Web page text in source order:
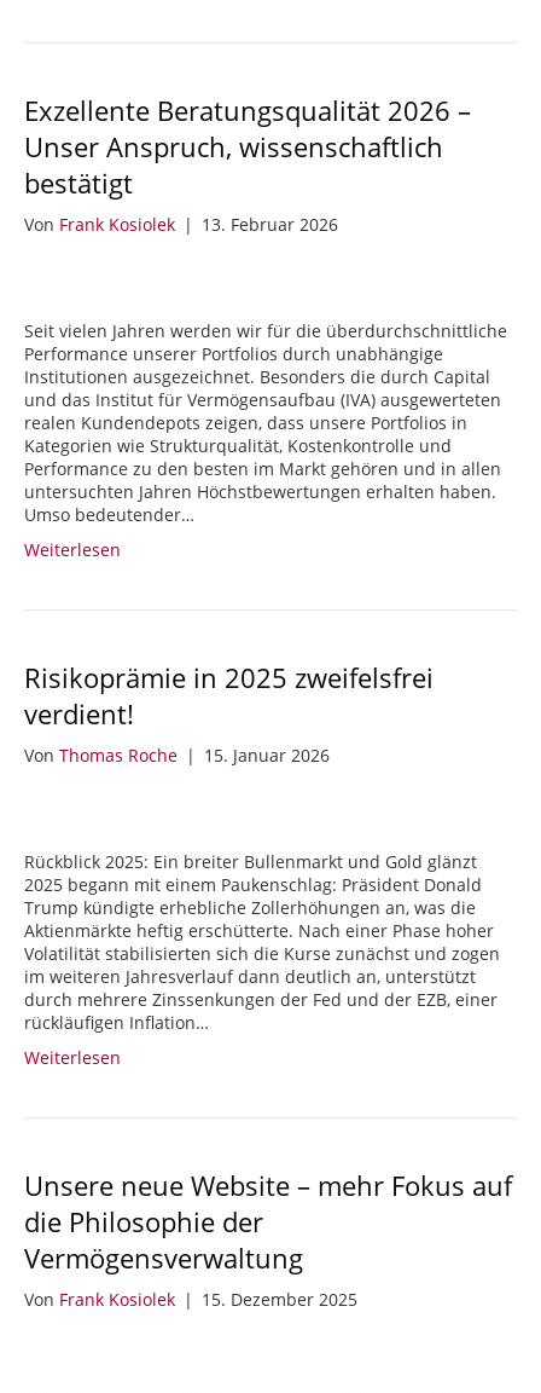
Exzellente Beratungsqualität 2026 –
Unser Anspruch, wissenschaftlich
bestätigt
Von Frank Kosiolek | 13. Februar 2026
Seit vielen Jahren werden wir für die überdurchschnittliche
Performance unserer Portfolios durch unabhängige
Institutionen ausgezeichnet. Besonders die durch Capital
und das Institut für Vermögensaufbau (IVA) ausgewerteten
realen Kundendepots zeigen, dass unsere Portfolios in
Kategorien wie Strukturqualität, Kostenkontrolle und
Performance zu den besten im Markt gehören und in allen
untersuchten Jahren Höchstbewertungen erhalten haben.
Umso bedeutender…
Weiterlesen
Risikoprämie in 2025 zweifelsfrei
verdient!
Von Thomas Roche | 15. Januar 2026
Rückblick 2025: Ein breiter Bullenmarkt und Gold glänzt
2025 begann mit einem Paukenschlag: Präsident Donald
Trump kündigte erhebliche Zollerhöhungen an, was die
Aktienmärkte heftig erschütterte. Nach einer Phase hoher
Volatilität stabilisierten sich die Kurse zunächst und zogen
im weiteren Jahresverlauf dann deutlich an, unterstützt
durch mehrere Zinssenkungen der Fed und der EZB, einer
rückläufigen Inflation…
Weiterlesen
Unsere neue Website – mehr Fokus auf
die Philosophie der
Vermögensverwaltung
Von Frank Kosiolek | 15. Dezember 2025